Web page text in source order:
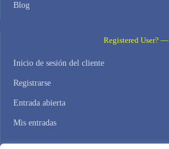
Blog
Registered User? —
Inicio de sesión del cliente
Registrarse
Entrada abierta
Mis entradas